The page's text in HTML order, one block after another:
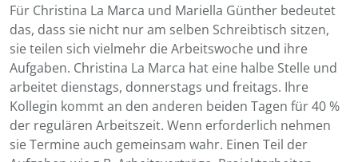
Für Christina La Marca und Mariella Günther bedeutet
das, dass sie nicht nur am selben Schreibtisch sitzen,
sie teilen sich vielmehr die Arbeitswoche und ihre
Aufgaben. Christina La Marca hat eine halbe Stelle und
arbeitet dienstags, donnerstags und freitags. Ihre
Kollegin kommt an den anderen beiden Tagen für 40 %
der regulären Arbeitszeit. Wenn erforderlich nehmen
sie Termine auch gemeinsam wahr. Einen Teil der